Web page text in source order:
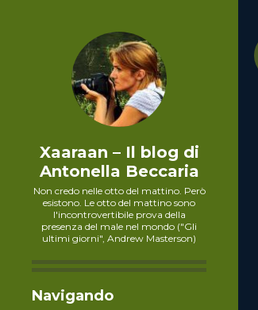
Xaaraan – Il blog di
Antonella Beccaria
Non credo nelle otto del mattino. Però
esistono. Le otto del mattino sono
l'incontrovertibile prova della
presenza del male nel mondo ("Gli
ultimi giorni", Andrew Masterson)
Navigando